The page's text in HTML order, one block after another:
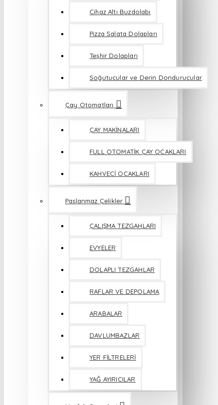
Cihaz Altı Buzdolabı
Pizza Salata Dolapları
Teşhir Dolapları
Soğutucular ve Derin Dondurucular
Çay Otomatları
ÇAY MAKİNALARI
FULL OTOMATİK ÇAY OCAKLARI
KAHVECİ OCAKLARI
Paslanmaz Çelikler
ÇALIŞMA TEZGAHLARI
EVYELER
DOLAPLI TEZGAHLAR
RAFLAR VE DEPOLAMA
ARABALAR
DAVLUMBAZLAR
YER FİLTRELERİ
YAĞ AYIRICILAR